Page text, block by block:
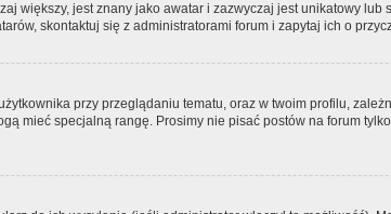
większy, jest znany jako awatar i zazwyczaj jest unikatowy
skontaktuj się z administratorami forum i zapytaj ich o
przy przeglądaniu tematu, oraz w twoim profilu,
mieć specjalną rangę. Prosimy nie pisać postów na forum